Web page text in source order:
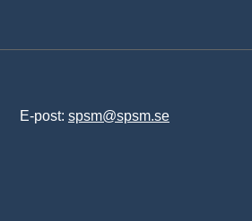
E-post: spsm@spsm.se